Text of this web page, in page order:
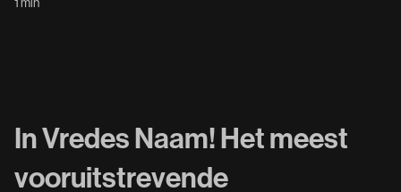
In Vredes Naam! Het meest
vooruitstrevende